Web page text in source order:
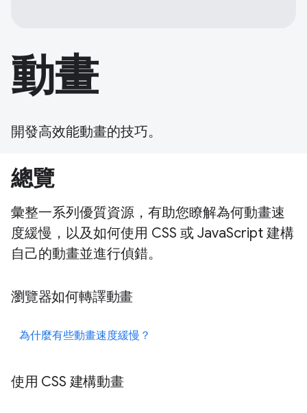
動畫
開發高效能動畫的技巧。
總覽
彙整一系列優質資源，有助您瞭解為何動畫速
度緩慢，以及如何使用 CSS 或 JavaScript 建構
自己的動畫並進行偵錯。
瀏覽器如何轉譯動畫
為什麼有些動畫速度緩慢？
使用 CSS 建構動畫